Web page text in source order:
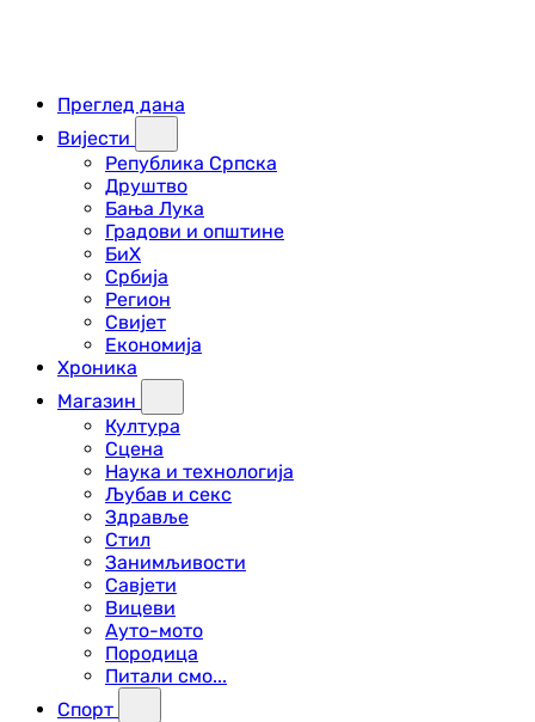
Преглед дана
Вијести
Република Српска
Друштво
Бања Лука
Градови и општине
БиХ
Србија
Регион
Свијет
Економија
Хроника
Магазин
Култура
Сцена
Наука и технологија
Љубав и секс
Здравље
Стил
Занимљивости
Савјети
Вицеви
Ауто-мото
Породица
Питали смо...
Спорт